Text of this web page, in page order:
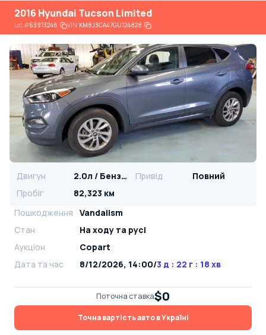
2016 Hyundai Tucson Limited
Lot#63913246 VIN:KM8J3CA47GU124828
Двигун 2.0л / Бензин Привід
Повний
Пробіг
82,323 км
Пошкодження
Vandalism
Стан
На ​​ходу та русі
Аукціон
Copart
Дата та час
8/12/2026, 14:00/3 д : 22 г : 18 хв
Поточна ставка$0
Точна вартість авто в Україні